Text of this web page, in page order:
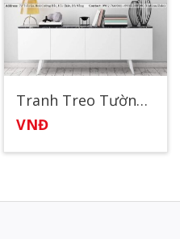
Tranh Treo Tường Sắc Hoa Trắng
VNĐ